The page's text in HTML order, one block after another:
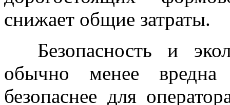
снижает общие затраты.
Безопасность и
обычно менее
безопаснее для